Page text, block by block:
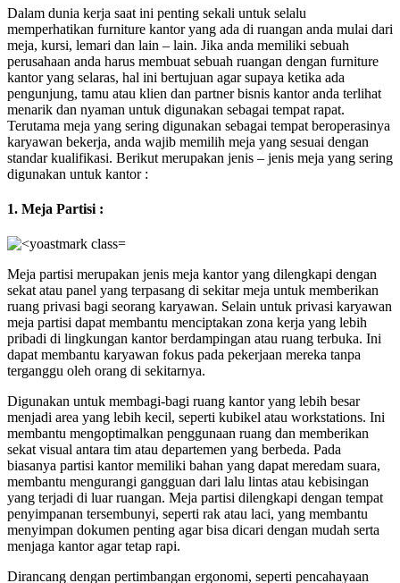
Dalam dunia kerja saat ini penting sekali untuk selalu
memperhatikan furniture kantor yang ada di ruangan anda mulai dari
meja, kursi, lemari dan lain – lain. Jika anda memiliki sebuah
perusahaan anda harus membuat sebuah ruangan dengan furniture
kantor yang selaras, hal ini bertujuan agar supaya ketika ada
pengunjung, tamu atau klien dan partner bisnis kantor anda terlihat
menarik dan nyaman untuk digunakan sebagai tempat rapat.
Terutama meja yang sering digunakan sebagai tempat beroperasinya
karyawan bekerja, anda wajib memilih meja yang sesuai dengan
standar kualifikasi. Berikut merupakan jenis – jenis meja yang sering
digunakan untuk kantor :
1. Meja Partisi :
Meja partisi merupakan jenis meja kantor yang dilengkapi dengan
sekat atau panel yang terpasang di sekitar meja untuk memberikan
ruang privasi bagi seorang karyawan. Selain untuk privasi karyawan
meja partisi dapat membantu menciptakan zona kerja yang lebih
pribadi di lingkungan kantor berdampingan atau ruang terbuka. Ini
dapat membantu karyawan fokus pada pekerjaan mereka tanpa
terganggu oleh orang di sekitarnya.
Digunakan untuk membagi-bagi ruang kantor yang lebih besar
menjadi area yang lebih kecil, seperti kubikel atau workstations. Ini
membantu mengoptimalkan penggunaan ruang dan memberikan
sekat visual antara tim atau departemen yang berbeda. Pada
biasanya partisi kantor memiliki bahan yang dapat meredam suara,
membantu mengurangi gangguan dari lalu lintas atau kebisingan
yang terjadi di luar ruangan. Meja partisi dilengkapi dengan tempat
penyimpanan tersembunyi, seperti rak atau laci, yang membantu
menyimpan dokumen penting agar bisa dicari dengan mudah serta
menjaga kantor agar tetap rapi.
Dirancang dengan pertimbangan ergonomi, seperti pencahayaan